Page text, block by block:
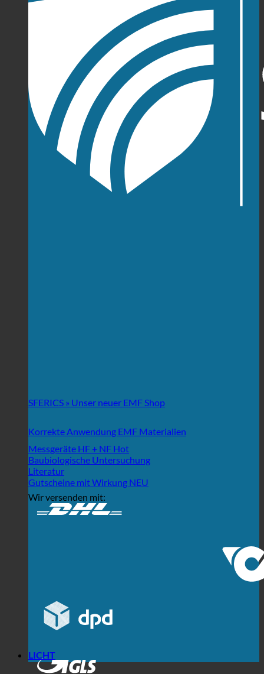
SFERICS » Unser neuer EMF Shop
Korrekte Anwendung EMF Materialien
Messgeräte HF + NF
Baubiologische Untersuchung
Literatur
Gutscheine mit Wirkung
Wir versenden mit:
LICHT